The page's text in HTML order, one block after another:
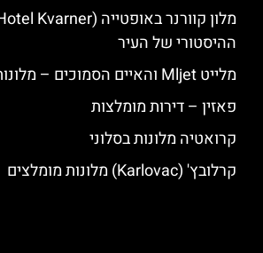
ההיסטורי של העיר
מלייט Mljet והאיים הסמוכים – מלונות מומלצים
פאזין – דירות מומלצות
קרואטיה מלונות בסלוני
קרלובץ' (Karlovac) מלונות מומלצים